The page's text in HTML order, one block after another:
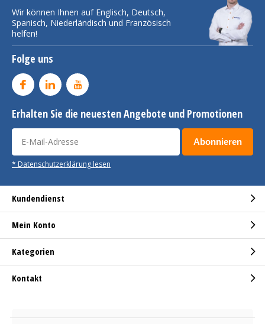
Wir können Ihnen auf Englisch, Deutsch,
Spanisch, Niederländisch und Französisch
helfen!
Folge uns
Erhalten Sie die neuesten Angebote und Promotionen
Abonnieren
* Datenschutzerklärung lesen
Kundendienst
Mein Konto
Kategorien
Kontakt